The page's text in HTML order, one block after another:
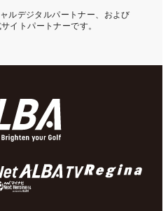
ルデジタルパートナー、および
イトパートナーです。